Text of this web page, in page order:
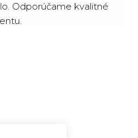
Odporúčame kvalitné